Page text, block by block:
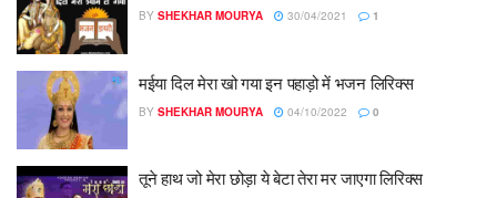
BY SHEKHAR MOURYA 30/04/2021 1
मईया दिल मेरा खो गया इन पहाड़ो में भजन लिरिक्स
BY SHEKHAR MOURYA 04/10/2022 0
तूने हाथ जो मेरा छोड़ा ये बेटा तेरा मर जाएगा लिरिक्स